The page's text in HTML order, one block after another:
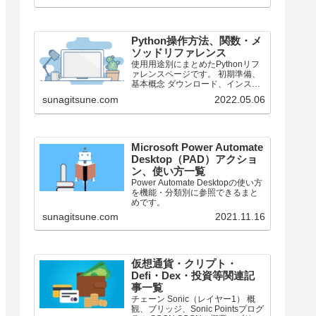
で、それより前のバージョンにつ
Python操作方法、関数・メ
ソッドリファレンス
使用用途別にまとめたPythonリフ
ァレンスページです。 初期準備、
基本概念 ダウンロード、インスト
ール、起動 ShellとEditor、保存、
実行 保存したPythonの起動 コメン
ト、docstring、行またぎ コメン
sunagitsune.com 2022.05.06
Microsoft Power Automate
Desktop（PAD）アクショ
ン、使い方一覧
Power Automate Desktopの使い方
を機能・分類別に参照できるまと
めです。
sunagitsune.com 2021.11.16
仮想通貨・クリプト・
Defi・Dex・投資等関連記
事一覧
チェーン Sonic（レイヤー1） 概
観、ブリッジ、Sonic Pointsプログ